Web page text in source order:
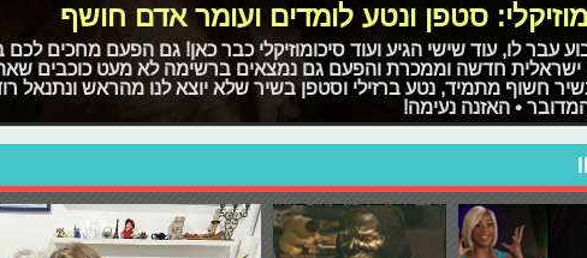
סטפן ונטע לומדים ועומר אדם חושף
עבר לו, עוד שישי הגיע ועוד סיכומוזיקלי כבר כאן! גם הפעם מחכים לכם
ישראלית חדשה וממכרת והפעם גם נמצאים ברשימה לא מעט כוכבים
חשוף מתמיד, נטע ברזילי וסטפן בשיר שלא יוצא לנו מהראש ונתנאל
• האזנה נעימה!